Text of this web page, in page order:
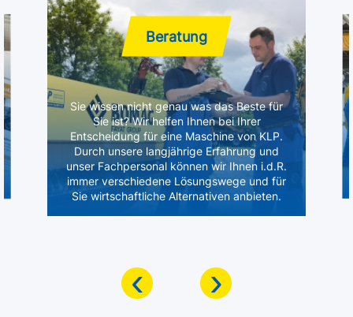
Beratung
Sie wissen nicht genau was das Beste für
Sie ist? Wir helfen Ihnen bei Ihrer
Entscheidung für eine Maschine von KLP.
Durch unsere langjährige Erfahrung und
unser Fachpersonal können wir Ihnen i.d.R.
immer verschiedene Lösungswege und für
Sie wirtschaftliche Alternativen anbieten.
‹ ›